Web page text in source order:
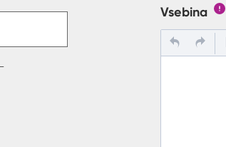
Vsebina